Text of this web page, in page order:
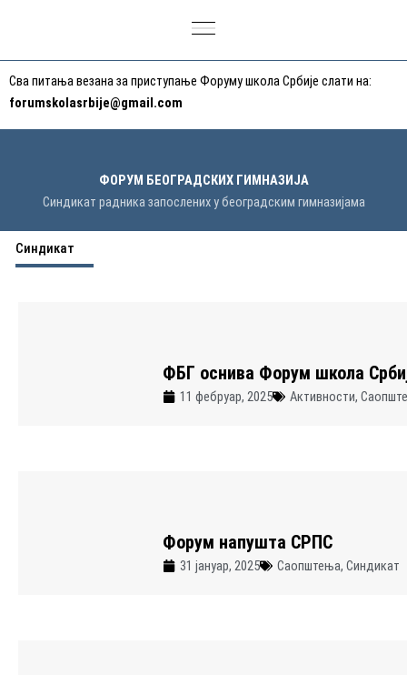
Сва питања везана за приступање Форуму школа Србије слати на:
forumskolasrbije@gmail.com
ФОРУМ БЕОГРАДСКИХ ГИМНАЗИЈА
Синдикат радника запослених у београдским гимназијама
Синдикат
ФБГ оснива Форум школа
11 фебруар, 2025 Активности,
Форум напушта СРПС
31 јануар, 2025 Саопштења, Синдикат